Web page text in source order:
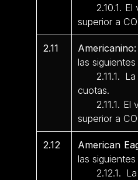
2.10.1. El
superior a
2.11 Americanino:
las
2.11.1. La
cuotas.
2.11.1. El
superior a
2.12 American
las
2.12.1. La